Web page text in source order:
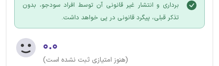
برداری و انتشار غیر قانونی آن توسط افراد سودجو، بدون
تذکر قبلی، پیگرد قانونی در پی خواهد داشت.
۰.۰
(هنوز امتیازی ثبت نشده است)